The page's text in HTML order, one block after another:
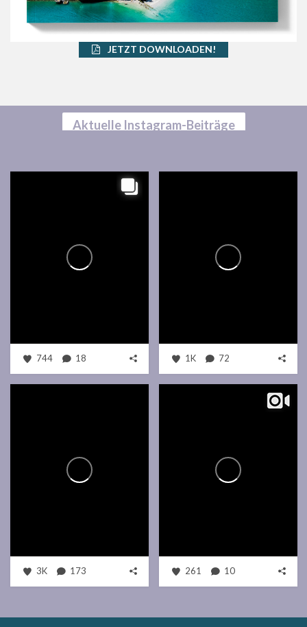
JETZT DOWNLOADEN!
Aktuelle Instagram-Beiträge
744 18 1K 72
3K 173 261 10